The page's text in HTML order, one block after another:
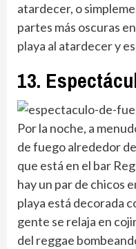
atardecer, o
partes más oscuras
playa al atardecer y
13.
Por la noche, a
de fuego alrededor
que está en el bar
hay un par de chicos
playa está decorada
gente se relaja en
del reggae